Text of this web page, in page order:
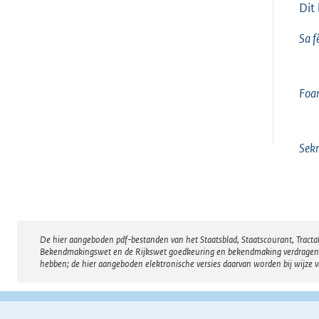
Dit
Sa
Disclaimer
De hier aangeboden pdf-bestanden van het Staatsblad, Staatscourant,
Bekendmakingswet en de Rijkswet goedkeuring en bekendmaking
hebben; de hier aangeboden elektronische versies daarvan worden bij wijze